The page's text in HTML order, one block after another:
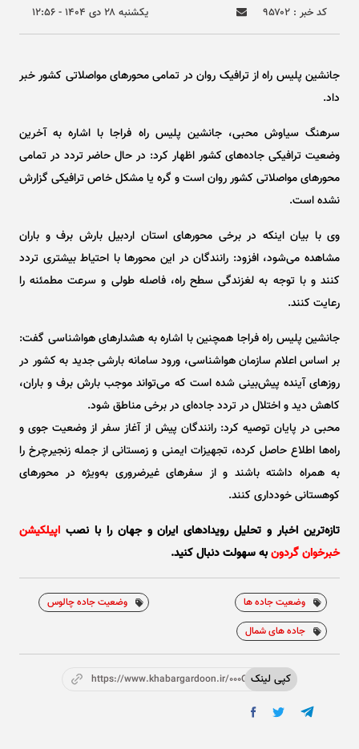
کد خبر : ۹۵۷۰۲
يکشنبه ۲۸ دی ۱۴۰۴ - ۱۲:۵۶
جانشین پلیس راه از ترافیک روان در تمامی محور‌های مواصلاتی کشور خبر
داد.
سرهنگ سیاوش محبی، جانشین پلیس راه فراجا با اشاره به آخرین
وضعیت ترافیکی جاده‌های کشور اظهار کرد: در حال حاضر تردد در تمامی
محور‌های مواصلاتی کشور روان است و گره یا مشکل خاص ترافیکی گزارش
نشده است.
وی با بیان اینکه در برخی محور‌های استان اردبیل بارش برف و باران
مشاهده می‌شود، افزود: رانندگان در این محور‌ها با احتیاط بیشتری تردد
کنند و با توجه به لغزندگی سطح راه، فاصله طولی و سرعت مطمئنه را
رعایت کنند.
جانشین پلیس راه فراجا همچنین با اشاره به هشدار‌های هواشناسی گفت:
بر اساس اعلام سازمان هواشناسی، ورود سامانه بارشی جدید به کشور در
روز‌های آینده پیش‌بینی شده است که می‌تواند موجب بارش برف و باران،
کاهش دید و اختلال در تردد جاده‌ای در برخی مناطق شود.
محبی در پایان توصیه کرد: رانندگان پیش از آغاز سفر از وضعیت جوی و
راه‌ها اطلاع حاصل کرده، تجهیزات ایمنی و زمستانی از جمله زنجیرچرخ را
به همراه داشته باشند و از سفر‌های غیرضروری به‌ویژه در محور‌های
کوهستانی خودداری کنند.
تازه‌ترین اخبار و تحلیل‌ رویدادهای ایران و جهان را با نصب اپیلکیشن
خبرخوان گردونبه سهولت دنبال کنید.
وضعیت جاده ها
وضعیت جاده چالوس
جاده های شمال
کپی لینکhttps://www.khabargardoon.ir/000Ota